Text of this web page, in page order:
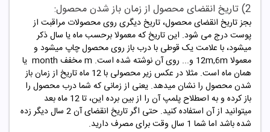
2) تاریخ انقضای محصول از زمان باز شدن محصول:
بجز تاریخ انقضای محصول، تاریخ دیگری روی محصولات مراقبت از
پوست درج می شود. این تاریخ که معمولا برحسب ماه یا سال ذکر
میشود، با علامت یک قوطی با درب باز روی محصول چاپ میشود و
معمولا 12m,6m و... روی آن نوشته شده است. m مخفف month یا
همان ماه است. مثلا در عکس زیر محصولی با 12 ماه تاریخ از زمان باز
شدن محصول را نشان میدهد. یعنی از زمانی که شما درب محصول را
باز کرده و به اصطلاح پلمپ آن را از بین برده این، تا 12 ماه بعد
میتوانید از آن استفاده کنید. حتی اگر تاریخ انقضای آن 2 سال دیگر زده
شده باشد اما شما 1 سال وقت برای مصرف دارید.